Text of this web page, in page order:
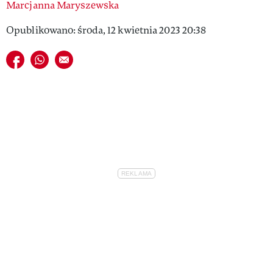
Marcjanna Maryszewska
Opublikowano: środa, 12 kwietnia 2023 20:38
Udostępnij na facebook
Udostępnij na whatsapp
E-mail do przyjaciela